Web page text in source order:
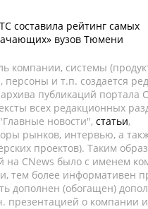
составила рейтинг самых
вузов Тюмени
компании, системы
персоны и т.п. создается
публикаций портала
всех редакционных
новости", статьи,
рынков, интервью, а
проектов). Таким
на CNews было с именем
тем более информативен
дополнен (обогащен)
презентацией о компании